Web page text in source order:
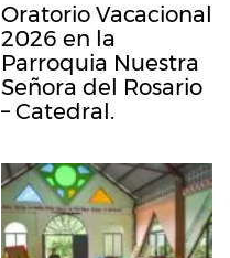
Oratorio Vacacional
2026 en la
Parroquia Nuestra
Señora del Rosario
– Catedral.